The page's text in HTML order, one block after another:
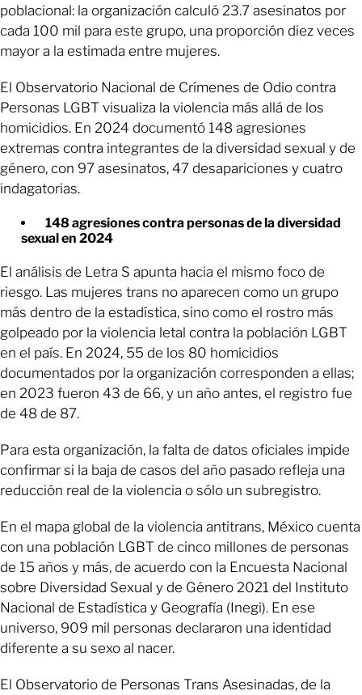
poblacional: la organización calculó 23.7 asesinatos por
cada 100 mil para este grupo, una proporción diez veces
mayor a la estimada entre mujeres.
El Observatorio Nacional de Crímenes de Odio contra
Personas LGBT visualiza la violencia más allá de los
homicidios. En 2024 documentó 148 agresiones
extremas contra integrantes de la diversidad sexual y de
género, con 97 asesinatos, 47 desapariciones y cuatro
indagatorias.
148 agresiones contra personas de la diversidad
sexual en 2024
El análisis de Letra S apunta hacia el mismo foco de
riesgo. Las mujeres trans no aparecen como un grupo
más dentro de la estadística, sino como el rostro más
golpeado por la violencia letal contra la población LGBT
en el país. En 2024, 55 de los 80 homicidios
documentados por la organización corresponden a ellas;
en 2023 fueron 43 de 66, y un año antes, el registro fue
de 48 de 87.
Para esta organización, la falta de datos oficiales impide
confirmar si la baja de casos del año pasado refleja una
reducción real de la violencia o sólo un subregistro.
En el mapa global de la violencia antitrans, México cuenta
con una población LGBT de cinco millones de personas
de 15 años y más, de acuerdo con la Encuesta Nacional
sobre Diversidad Sexual y de Género 2021 del Instituto
Nacional de Estadística y Geografía (Inegi). En ese
universo, 909 mil personas declararon una identidad
diferente a su sexo al nacer.
El Observatorio de Personas Trans Asesinadas, de la